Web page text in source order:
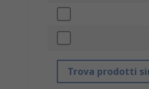
Trova prodotti